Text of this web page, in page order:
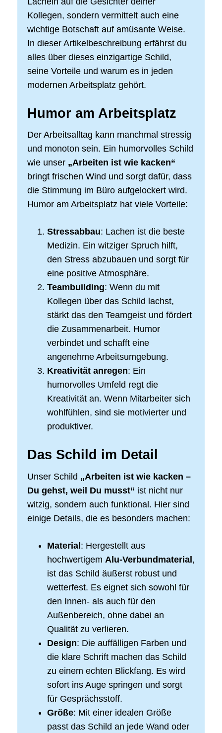
Kollegen, sondern vermittelt auch eine
wichtige Botschaft auf amüsante Weise.
In dieser Artikelbeschreibung erfährst du
alles über dieses einzigartige Schild,
seine Vorteile und warum es in jeden
modernen Arbeitsplatz gehört.
Humor am Arbeitsplatz
Der Arbeitsalltag kann manchmal stressig
und monoton sein. Ein humorvolles Schild
wie unser „Arbeiten ist wie kacken“
bringt frischen Wind und sorgt dafür, dass
die Stimmung im Büro aufgelockert wird.
Humor am Arbeitsplatz hat viele Vorteile:
Stressabbau: Lachen ist die beste
Medizin. Ein witziger Spruch hilft,
den Stress abzubauen und sorgt für
eine positive Atmosphäre.
Teambuilding: Wenn du mit
Kollegen über das Schild lachst,
stärkt das den Teamgeist und fördert
die Zusammenarbeit. Humor
verbindet und schafft eine
angenehme Arbeitsumgebung.
Kreativität anregen: Ein
humorvolles Umfeld regt die
Kreativität an. Wenn Mitarbeiter sich
wohlfühlen, sind sie motivierter und
produktiver.
Das Schild im Detail
Unser Schild „Arbeiten ist wie kacken –
Du gehst, weil Du musst“ ist nicht nur
witzig, sondern auch funktional. Hier sind
einige Details, die es besonders machen:
Material: Hergestellt aus
hochwertigem Alu-Verbundmaterial,
ist das Schild äußerst robust und
wetterfest. Es eignet sich sowohl für
den Innen- als auch für den
Außenbereich, ohne dabei an
Qualität zu verlieren.
Design: Die auffälligen Farben und
die klare Schrift machen das Schild
zu einem echten Blickfang. Es wird
sofort ins Auge springen und sorgt
für Gesprächsstoff.
Größe: Mit einer idealen Größe
passt das Schild an jede Wand oder